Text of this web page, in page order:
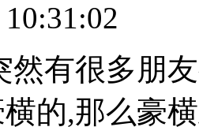
然有很多朋
横的,那么豪